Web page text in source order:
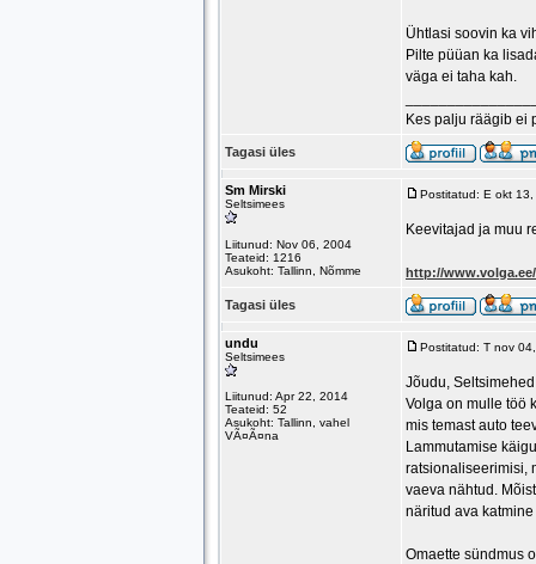
Ühtlasi soovin ka
Pilte püüan ka
väga ei taha kah.
Kes palju räägib ei
Tagasi üles
Sm Mirski
Seltsimees
Liitunud: Nov 06, 2004
Teateid: 1216
Asukoht: Tallinn, Nõmme
Postitatud: E okt
Keevitajad ja muu
http://
Tagasi üles
undu
Seltsimees
Liitunud: Apr 22, 2014
Teateid: 52
Asukoht: Tallinn, vahel
VÃ¤Ã¤na
Postitatud: T nov
Jõudu,
Volga on mulle töö
mis temast auto
Lammutamise
ratsionaliseerimisi,
vaeva nähtud.
näritud ava
Omaette sündmus